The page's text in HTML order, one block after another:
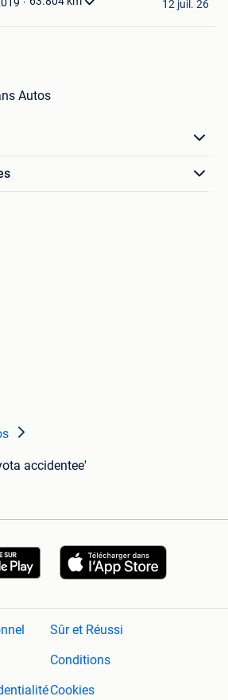
12 juil. 26
Autos
accidentee'
Sûr et Réussi
Conditions
Cookies